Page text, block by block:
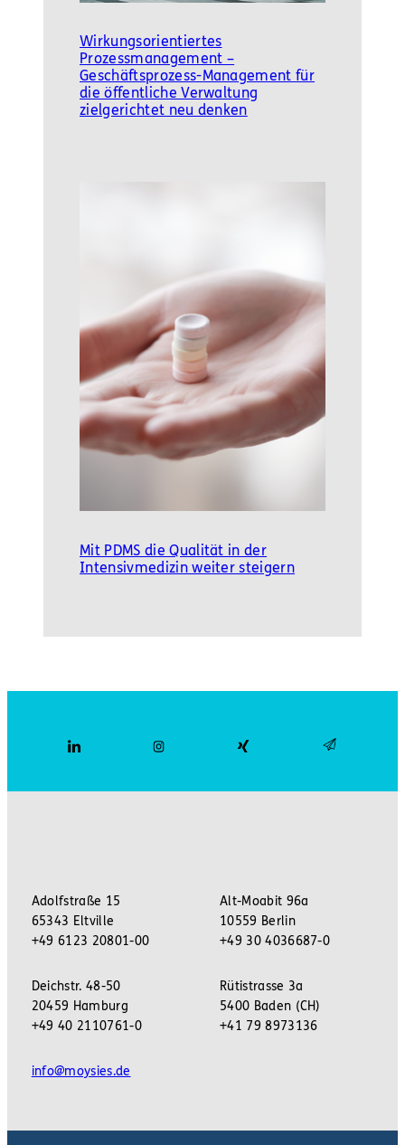
Wirkungsorientiertes
Prozessmanagement –
Geschäftsprozess-Management für
die öffentliche Verwaltung
zielgerichtet neu denken
Mit PDMS die Qualität in der
Intensivmedizin weiter steigern
Adolfstraße 15
65343 Eltville
+49 6123 20801-00
Alt-Moabit 96a
10559 Berlin
+49 30 4036687-0
Deichstr. 48-50
20459 Hamburg
+49 40 2110761-0
Rütistrasse 3a
5400 Baden (CH)
+41 79 8973136
info@moysies.de